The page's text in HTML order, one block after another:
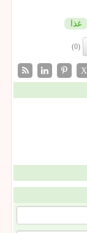
غذا
(0)
X